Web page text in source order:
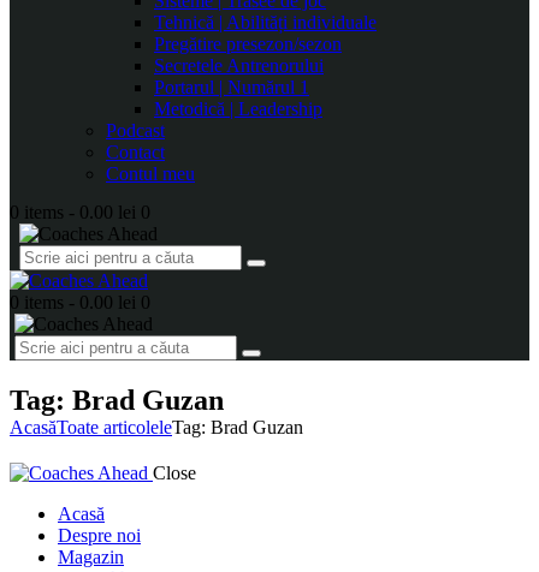
Tehnică | Abilități individuale
Pregătire presezon/sezon
Secretele Antrenorului
Portarul | Numărul 1
Metodică | Leadership
Podcast
Contact
Contul meu
0 items - 0.00 lei 0
0 items - 0.00 lei 0
Tag: Brad Guzan
AcasăToate articoleleTag: Brad Guzan
Close
Acasă
Despre noi
Magazin